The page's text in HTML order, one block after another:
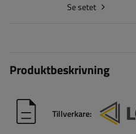
Se setet
Produktbeskrivning
Tillverkare: